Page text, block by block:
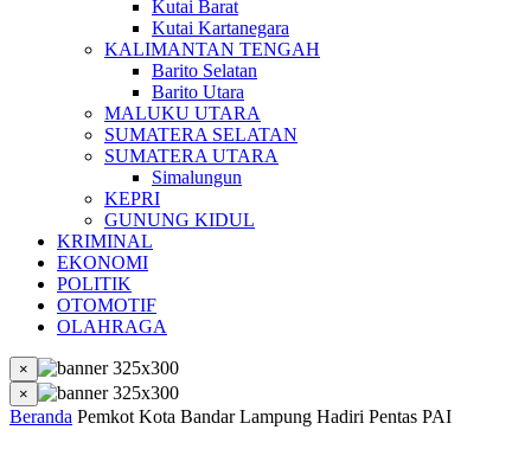
Kutai Barat
Kutai Kartanegara
KALIMANTAN TENGAH
Barito Selatan
Barito Utara
MALUKU UTARA
SUMATERA SELATAN
SUMATERA UTARA
Simalungun
KEPRI
GUNUNG KIDUL
KRIMINAL
EKONOMI
POLITIK
OTOMOTIF
OLAHRAGA
×
×
Beranda Pemkot Kota Bandar Lampung Hadiri Pentas PAI